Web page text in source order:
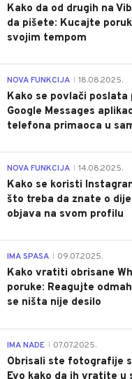
Kako da od drugih na
da pišete: Kucajte
svojim tempom
NOVA FUNKCIJA 18.08.2025.
Kako se povlači poslata
Google Messages
telefona primaoca u
NOVA FUNKCIJA 14.08.2025.
Kako se koristi
što treba da znate o
objava na svom profilu
IMA SPASA 09.07.2025.
Kako vratiti obrisane
poruke: Reagujte
se ništa nije desilo
IMA NADE 07.07.2025.
Obrisali ste fotografije